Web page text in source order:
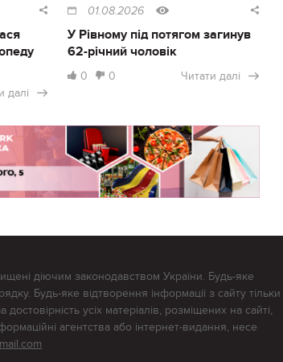
далі
01.08.2026
У Рівному під потягом загинув
62-річний чоловік
0 0 Читати далі
діючим законодавством України. Будь-яке
Будь-яке відтворення інформації з сайту тільки
усіх матеріалів, розміщених на сайті,
агентства або інтернет-видання, несе